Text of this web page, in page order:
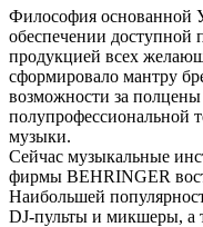
Философия основанной
обеспечении доступной
продукцией всех
сформировало мантру
возможности за
полупрофессиональной
музыки.
Сейчас музыкальные
фирмы BEHRINGER
Наибольшей
DJ-пульты и микшеры, а